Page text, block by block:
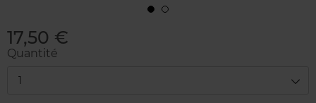
17,50 €
Quantité
1